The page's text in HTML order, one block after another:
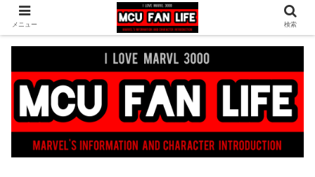
ヒーロー映画やコミック、フィギュアなどマーベル最新情報をお届け！時々
DCもあり！
メニュー 検索